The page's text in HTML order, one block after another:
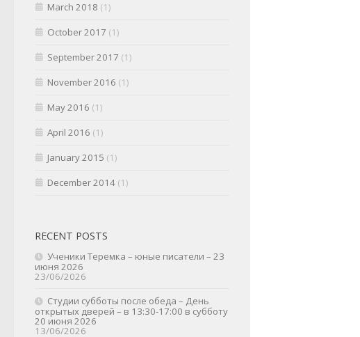
March 2018 (1)
October 2017 (1)
September 2017 (1)
November 2016 (1)
May 2016 (1)
April 2016 (1)
January 2015 (1)
December 2014 (1)
RECENT POSTS
Ученики Теремка – юные писатели – 23
июня 2026
23/06/2026
Студии субботы после обеда – День
открытых дверей – в 13:30-17:00 в субботу
20 июня 2026
13/06/2026